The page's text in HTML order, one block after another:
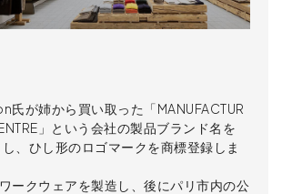
が姉から買い取った「MANUFACTUR
」という会社の製品ブランド名を
し、ひし形のロゴマークを商標登録しま
ークウェアを製造し、後にパリ市内の公